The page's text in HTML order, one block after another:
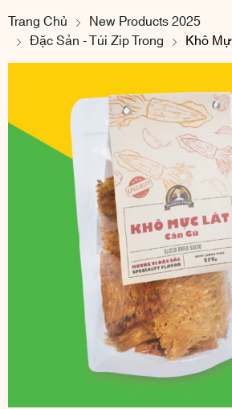
Trang Chủ
New Products 2025
Đặc Sản - Túi Zip Trong
Khô